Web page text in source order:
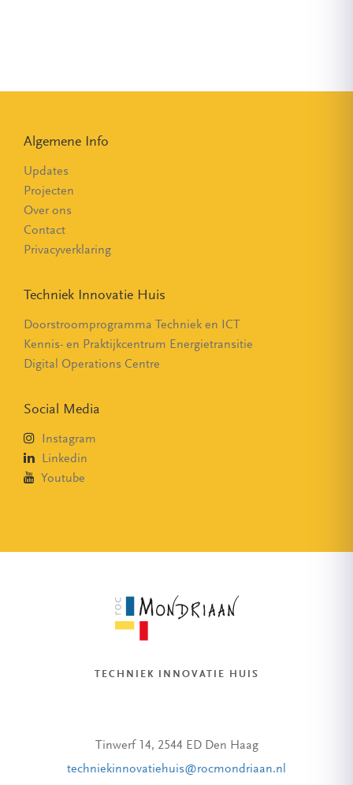
Algemene Info
Updates
Projecten
Over ons
Contact
Privacyverklaring
Techniek Innovatie Huis
Doorstroomprogramma Techniek en ICT
Kennis- en Praktijkcentrum Energietransitie
Digital Operations Centre
Social Media
Instagram
Linkedin
Youtube
TECHNIEK INNOVATIE HUIS
Tinwerf 14, 2544 ED Den Haag
techniekinnovatiehuis@rocmondriaan.nl